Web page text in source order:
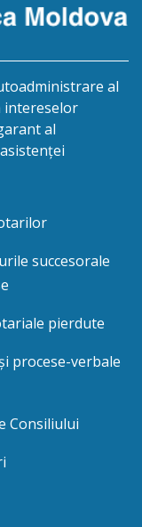
al
intereselor
al
succesorale
pierdute
procese-verbale
Consiliului